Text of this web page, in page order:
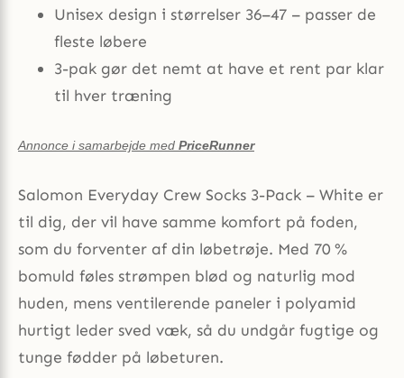
Unisex design i størrelser 36–47 – passer de
fleste løbere
3-pak gør det nemt at have et rent par klar
til hver træning
Annonce i samarbejde med PriceRunner
Salomon Everyday Crew Socks 3-Pack – White er
til dig, der vil have samme komfort på foden,
som du forventer af din løbetrøje. Med 70 %
bomuld føles strømpen blød og naturlig mod
huden, mens ventilerende paneler i polyamid
hurtigt leder sved væk, så du undgår fugtige og
tunge fødder på løbeturen.